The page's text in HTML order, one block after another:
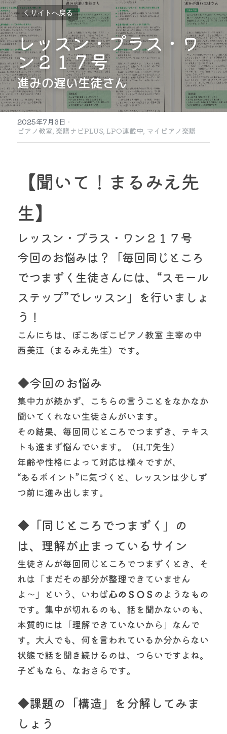
サイトへ戻る
レッスン・プラス・ワ
ン２１７号
進みの遅い生徒さん
2025年7月3日 ·
ピアノ教室, 楽譜ナビPLUS, LPO連載中, マイピアノ楽譜
【聞いて！まるみえ先
生】
レッスン・プラス・ワン２１７号
今回のお悩みは？「毎回同じところ
でつまずく生徒さんには、“スモール
ステップ”でレッスン」を行いましょ
う！
こんにちは、ぽこあぽこピアノ教室 主宰の中
西美江（まるみえ先生）です。
◆今回のお悩み
集中力が続かず、こちらの言うことをなかなか
聞いてくれない生徒さんがいます。
その結果、毎回同じところでつまずき、テキス
トも進まず悩んでいます。（H.T先生）
年齢や性格によって対応は様々ですが、
“あるポイント”に気づくと、レッスンは少しず
つ前に進み出します。
◆「同じところでつまずく」の
は、理解が止まっているサイン
生徒さんが毎回同じところでつまずくとき、そ
れは「まだその部分が整理できていません
よ〜」という、いわば心のＳＯＳ のようなもの
です。集中が切れるのも、話を聞かないのも、
本質的には「理解できていないから」なんで
す。大人でも、何を言われているか分からない
状態で話を聞き続けるのは、つらいですよね。
子どもなら、なおさらです。
◆課題の「構造」を分解してみま
しょう